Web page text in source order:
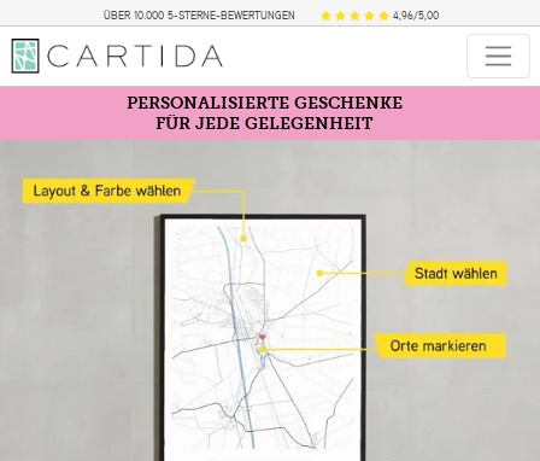
ÜBER 10.000 5-STERNE-BEWERTUNGEN 4,96/5,00
PERSONALISIERTE GESCHENKE
FÜR JEDE GELEGENHEIT